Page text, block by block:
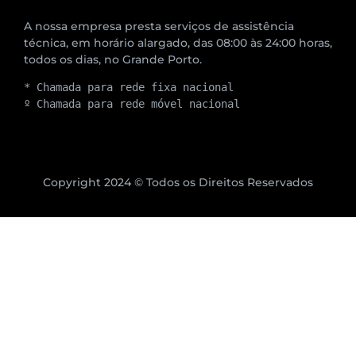
A nossa empresa presta serviços de assistência
técnica, em horário alargado, das 08:00 às 24:00 horas,
todos os dias, no Grande Porto.
* Chamada para rede fixa nacional
º Chamada para rede móvel nacional
Copyright 2024 © Todos os Direitos Reservados